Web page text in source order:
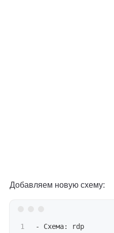
Добавляем новую схему:
1
- Схема: rdp